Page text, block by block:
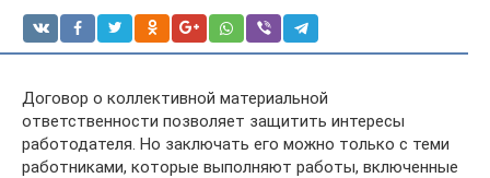
Договор о коллективной материальной
ответственности позволяет защитить интересы
работодателя. Но заключать его можно только с теми
работниками, которые выполняют работы, включенные